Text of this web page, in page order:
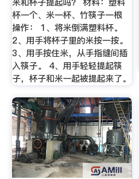
米和杯子提起吗？ 材料：塑料
杯一个、米一杯、竹筷子一根
操作： 1、将米倒满塑料杯。
2、用手将杯子里的米按一按。
3、用手按住米，从手指缝间插
入筷子。 4、用手轻轻提起筷
子，杯子和米一起被提起来了。